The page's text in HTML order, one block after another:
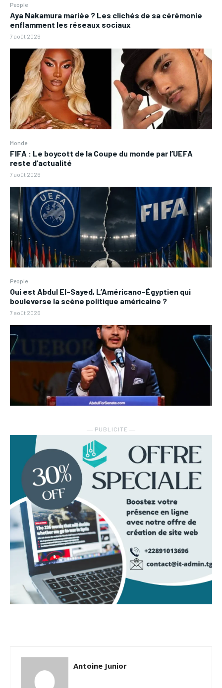
People
Aya Nakamura mariée ? Les clichés de sa cérémonie
enflamment les réseaux sociaux
7 août 2026
Monde
FIFA : Le boycott de la Coupe du monde par l’UEFA
reste d’actualité
7 août 2026
People
Qui est Abdul El-Sayed, L’Américano-Égyptien qui
bouleverse la scène politique américaine ?
7 août 2026
― PUBLICITE ―
Antoine Junior